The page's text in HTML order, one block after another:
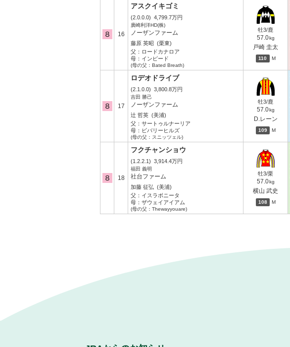
16
アスクイキゴミ
(2.0.0.0) 4,799.7万円
廣崎利洋HD(株)
ノーザンファーム
藤原 英昭 (栗東)
父： ロードカナロア
母： インピード
(母の父：Bated Breath)
牡3/鹿
57.0kg
戸崎 圭太
110 M
17
ロデオドライブ
(2.1.0.0) 3,800.8万円
吉田 勝己
ノーザンファーム
辻 哲英 (美浦)
父： サートゥルナーリア
母： ビバリーヒルズ
(母の父：スニッツェル)
牡3/鹿
57.0kg
D.レーン
109 M
18
フクチャンショウ
(1.2.2.1) 3,914.4万円
福田 義明
社台ファーム
加藤 征弘 (美浦)
父： イスラボニータ
母： ザウェイアイアム
(母の父：Thewayyouare)
牡3/栗
57.0kg
横山 武史
108 M